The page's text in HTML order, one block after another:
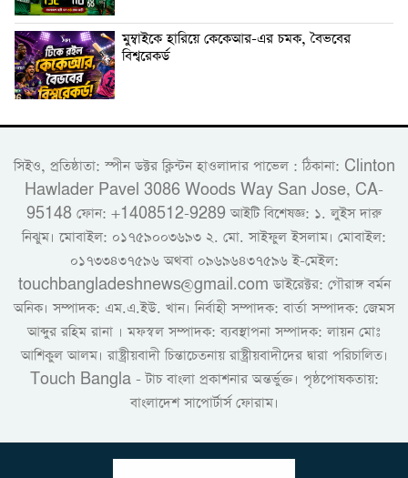
মুম্বাইকে হারিয়ে কেকেআর-এর চমক, বৈভবের
বিশ্বরেকর্ড
সিইও, প্রতিষ্ঠাতা: স্পীন ডক্টর ক্লিন্টন হাওলাদার পাভেল : ঠিকানা: Clinton
Hawlader Pavel 3086 Woods Way San Jose, CA-
95148 ফোন: +1408512-9289 আইটি বিশেষজ্ঞ: ১. লুইস দারু
নিঝুম। ‎মোবাইল: ০১৭৫৯০০৩৬৯৩ ২. মো. সাইফুল ইসলাম। মোবাইল:
০১৭৩৩৪৩৭৫৯৬ অথবা ০৯৬৯৬৪৩৭৫৯৬ ই-মেইল:
touchbangladeshnews@gmail.com ডাইরেক্টর: গৌরাঙ্গ বর্মন
অনিক। সম্পাদক: এম.এ.ইউ. খান। নির্বাহী সম্পাদক: বার্তা সম্পাদক: জেমস
আব্দুর রহিম রানা । মফস্বল সম্পাদক: ব্যবস্থাপনা সম্পাদক: লায়ন মোঃ
আশিকুল আলম। রাষ্ট্রীয়বাদী চিন্তাচেতনায় রাষ্ট্রীয়বাদীদের দ্বারা পরিচালিত।
Touch Bangla - টাচ বাংলা প্রকাশনার অন্তর্ভুক্ত। পৃষ্ঠপোষকতায়:
বাংলাদেশ সাপোর্টার্স ফোরাম।